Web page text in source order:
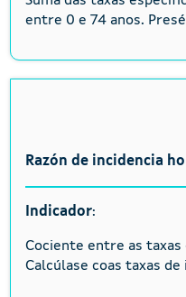
entre 0 e 74 anos.
Razón de incidencia
Indicador:
Cociente entre as taxas
Calcúlase coas taxas de